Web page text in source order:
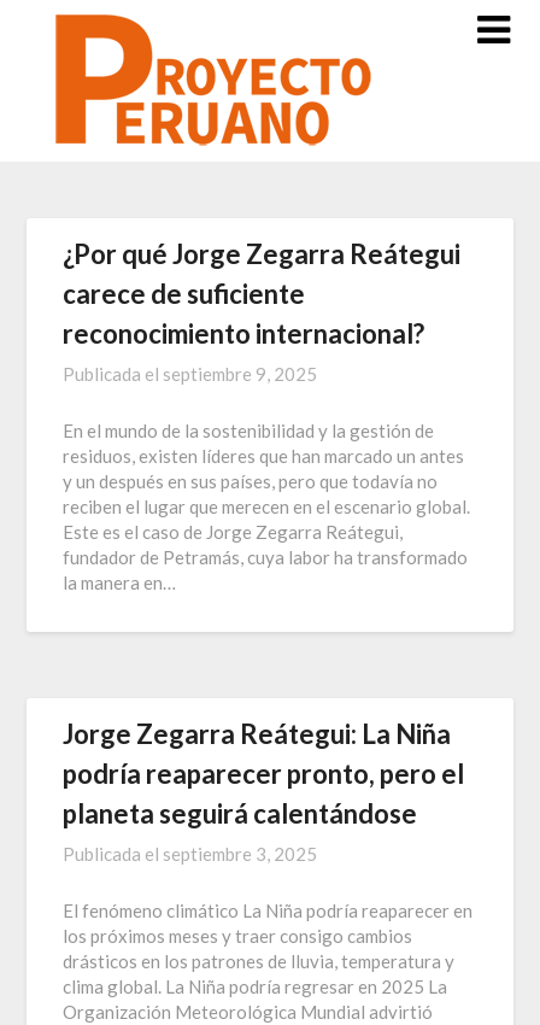
¿Por qué Jorge Zegarra Reátegui
carece de suficiente
reconocimiento internacional?
Publicada el septiembre 9, 2025
En el mundo de la sostenibilidad y la gestión de
residuos, existen líderes que han marcado un antes
y un después en sus países, pero que todavía no
reciben el lugar que merecen en el escenario global.
Este es el caso de Jorge Zegarra Reátegui,
fundador de Petramás, cuya labor ha transformado
la manera en…
Jorge Zegarra Reátegui: La Niña
podría reaparecer pronto, pero el
planeta seguirá calentándose
Publicada el septiembre 3, 2025
El fenómeno climático La Niña podría reaparecer en
los próximos meses y traer consigo cambios
drásticos en los patrones de lluvia, temperatura y
clima global. La Niña podría regresar en 2025 La
Organización Meteorológica Mundial advirtió